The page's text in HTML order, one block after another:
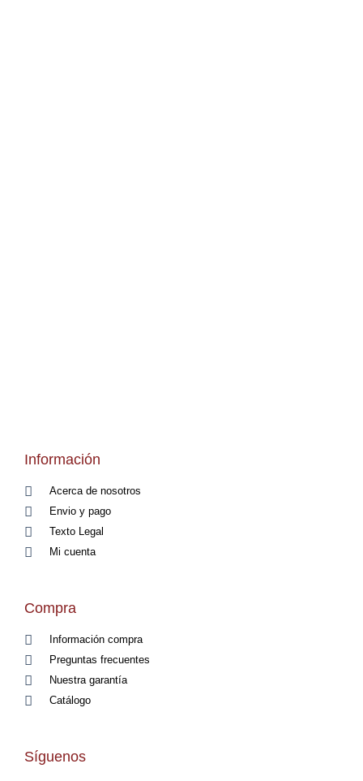
Información
Acerca de nosotros
Envio y pago
Texto Legal
Mi cuenta
Compra
Información compra
Preguntas frecuentes
Nuestra garantía
Catálogo
Síguenos